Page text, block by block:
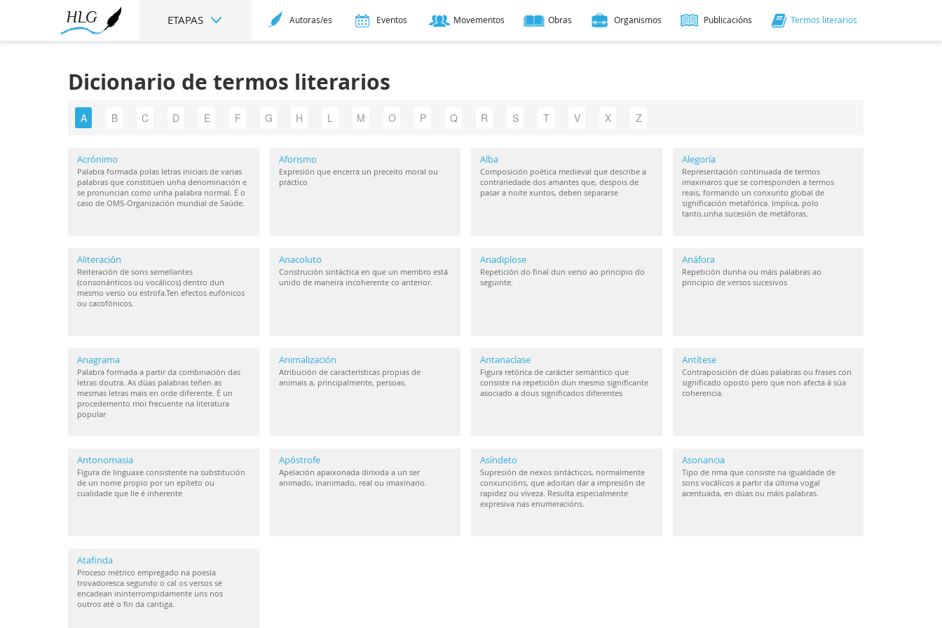
ETAPAS Autoras/es Eventos Movementos Obras Organismos Publicacións Termos literarios
Dicionario de termos literarios
A B C D E F G H L M O P Q R S T V X Z
Acrónimo
Palabra formada polas letras iniciais de varias
palabras que constitúen unha denominación e
se pronuncian como unha palabra normal. É o
caso de OMS-Organización mundial de Saúde.
Aforismo
Expresión que encerra un preceito moral ou
práctico
Alba
Composición poética medieval que describe a
contrariedade dos amantes que, despois de
pasar a noite xuntos, deben separarse
Alegoría
Representación continuada de termos
imaxinaros que se corresponden a termos
reais, formando un conxunto global de
significación metafórica. Implica, polo
tanto,unha sucesión de metáforas.
Aliteración
Reiteración de sons semellantes
(consonánticos ou vocálicos) dentro dun
mesmo verso ou estrofa.Ten efectos eufónicos
ou cacofónicos.
Anacoluto
Construción sintáctica en que un membro está
unido de maneira incoherente co anterior.
Anadiplose
Repetición do final dun verso ao principio do
seguinte.
Anáfora
Repetición dunha ou máis palabras ao
principio de versos sucesivos
Anagrama
Palabra formada a partir da combinación das
letras doutra. As dúas palabras teñen as
mesmas letras mais en orde diferente. É un
procedemento moi frecuente na literatura
popular
Animalización
Atribución de características propias de
animais a, principalmente, persoas.
Antanaclase
Figura retórica de carácter semántico que
consiste na repetición dun mesmo significante
asociado a dous significados diferentes
Antítese
Contraposición de dúas palabras ou frases con
significado oposto pero que non afecta á súa
coherencia.
Antonomasia
Figura de linguaxe consistente na substitución
de un nome propio por un epíteto ou
cualidade que lle é inherente
Apóstrofe
Apelación apaixonada dirixida a un ser
animado, inanimado, real ou imaxinario.
Asíndeto
Supresión de nexos sintácticos, normalmente
conxuncións, que adoitan dar a impresión de
rapidez ou viveza. Resulta especialmente
expresiva nas enumeracións.
Asonancia
Tipo de rima que consiste na igualdade de
sons vocálicos a partir da última vogal
acentuada, en dúas ou máis palabras.
Atafinda
Proceso métrico empregado na poesía
trovadoresca segundo o cal os versos se
encadean ininterrompidamente uns nos
outros até o fin da cantiga.